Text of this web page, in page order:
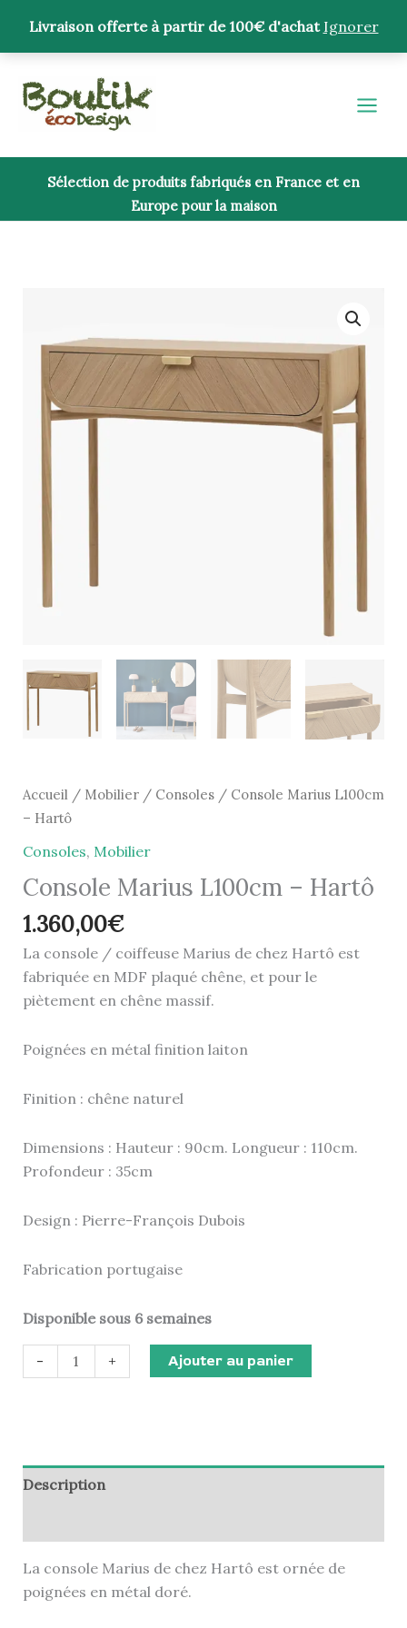
Livraison offerte à partir de 100€ d'achat Ignorer
contenu
Sélection de produits fabriqués en France et en
Europe pour la maison
Accueil/ Mobilier/ Consoles/ Console Marius L100cm
– Hartô
Consoles, Mobilier
Console Marius L100cm – Hartô
1.360,00€
La console / coiffeuse Marius de chez Hartô est
fabriquée en MDF plaqué chêne, et pour le
piètement en chêne massif.
Poignées en métal finition laiton
Finition : chêne naturel
Dimensions : Hauteur : 90cm. Longueur : 110cm.
Profondeur : 35cm
Design : Pierre-François Dubois
Fabrication portugaise
Disponible sous 6 semaines
-
Console
Marius
L100cm
+ Ajouter au panier
Description
La console Marius de chez Hartô est ornée de
poignées en métal doré.